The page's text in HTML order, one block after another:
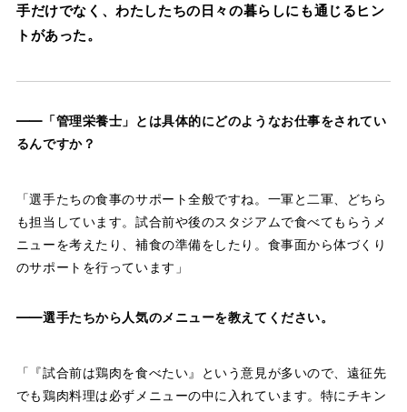
手だけでなく、わたしたちの日々の暮らしにも通じるヒン
トがあった。
――「管理栄養士」とは具体的にどのようなお仕事をされてい
るんですか？
「選手たちの食事のサポート全般ですね。一軍と二軍、どちら
も担当しています。試合前や後のスタジアムで食べてもらうメ
ニューを考えたり、補食の準備をしたり。食事面から体づくり
のサポートを行っています」
――選手たちから人気のメニューを教えてください。
「『試合前は鶏肉を食べたい』という意見が多いので、遠征先
でも鶏肉料理は必ずメニューの中に入れています。特にチキン